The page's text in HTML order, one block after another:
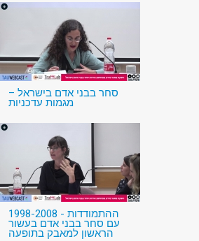
סחר בבני אדם בישראל –
מגמות עדכניות
1998-2008 - ההתמודדות
עם סחר בבני אדם בעשור
הראשון למאבק בתופעה